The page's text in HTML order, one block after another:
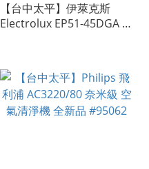
【台中太平】伊萊克斯
Electrolux EP51-45DGA 全